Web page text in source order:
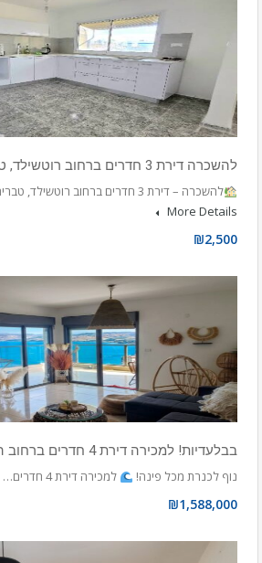
להשכרה דירת 3 חדרים ברחוב רוטשילד, טבריה
להשכרה – דירת 3 חדרים ברחוב רוטשילד, טבריה דירה…
More Details
₪2,500
בבלעדיות! למכירה דירת 4 חדרים ברחוב הרצל, טבריה
נוף לכנרת מכל פינה!
למכירה דירת 4 חדרים…
₪1,588,000